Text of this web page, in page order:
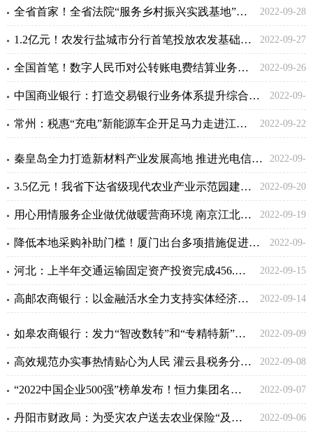
全省首家！全省法院“服务乡村振兴实践基地”研讨交流会举行 2022-09-28
1.2亿元！农发行盐城市分行首笔投放农发基础设施基金 2022-09-27
全国首笔！数字人民币对公转账电费结算业务顺利完成 2022-09-26
中国商业银行：打造交易银行业务体系提升综合金融服务竞争力 2022-09-
23
常州：税惠“充电”新能源车企开足马力走进江苏牛 2022-09-22
秦皇岛全力打造新材料产业发展高地 推进光电信息功能材料研发制备 2022-09-
21
3.5亿元！我省下达省级现代农业产业示范园建设补助资金 2022-09-20
用心用情服务企业做优做暖营商环境 南京江北新区智能制造园 2022-09-19
降低本地采购补助门槛！厦门出台多项措施促进工业经济稳定运行 2022-09-
16
河北：上半年交通运输固定资产投资完成456.9亿元 2022-09-15
高邮农商银行：以金融活水全力支持实体经济高质量发展 2022-09-14
如皋农商银行：发力“智改数转”和“专精特新”金融产品 2022-09-09
高效规范办实事热情贴心为人民 灌云县税务分局获赠锦旗 2022-09-08
“2022中国企业500强”榜单发布！恒力集团名列第24位 2022-09-07
丹阳市财政局：为受灾农户送去农业保险“及时雨” 2022-09-06